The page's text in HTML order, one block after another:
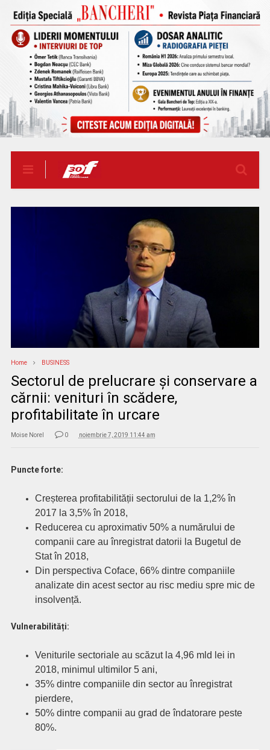
Home BUSINESS
Sectorul de prelucrare și conservare a
cărnii: venituri în scădere,
profitabilitate în urcare
Moise Norel 0 noiembrie 7, 2019 11:44 am
Puncte forte:
Creșterea profitabilității sectorului de la 1,2% în
2017 la 3,5% în 2018,
Reducerea cu aproximativ 50% a numărului de
companii care au înregistrat datorii la Bugetul de
Stat în 2018,
Din perspectiva Coface, 66% dintre companiile
analizate din acest sector au risc mediu spre mic de
insolvență.
Vulnerabilități:
Veniturile sectoriale au scăzut la 4,96 mld lei in
2018, minimul ultimilor 5 ani,
35% dintre companiile din sector au înregistrat
pierdere,
50% dintre companii au grad de îndatorare peste
80%.